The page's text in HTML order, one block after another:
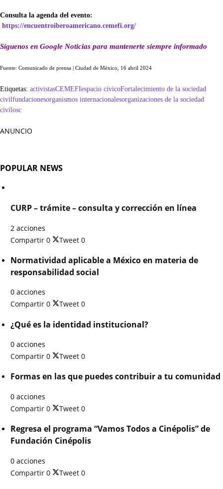
Consulta la agenda del evento:
https://encuentroiberoamericano.cemefi.org/
Síguenos en Google Noticias para mantenerte siempre informado
Fuente: Comunicado de prensa | Ciudad de México, 16 abril 2024
Etiquetas: activistasCEMEFIespacio cívicoFortalecimiento de la sociedad
civilfundacionesorganismos internacionalesorganizaciones de la sociedad
civilosc
ANUNCIO
POPULAR NEWS
CURP – trámite – consulta y corrección en línea
2 acciones
Compartir 0 Tweet 0
Normatividad aplicable a México en materia de
responsabilidad social
0 acciones
Compartir 0 Tweet 0
¿Qué es la identidad institucional?
0 acciones
Compartir 0 Tweet 0
Formas en las que puedes contribuir a tu comunidad
0 acciones
Compartir 0 Tweet 0
Regresa el programa “Vamos Todos a Cinépolis” de
Fundación Cinépolis
0 acciones
Compartir 0 Tweet 0